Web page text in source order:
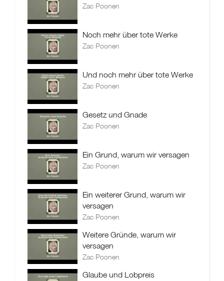
Zac Poonen
Noch mehr über tote Werke
Zac Poonen
Und noch mehr über tote Werke
Zac Poonen
Gesetz und Gnade
Zac Poonen
Ein Grund, warum wir versagen
Zac Poonen
Ein weiterer Grund, warum wir
versagen
Zac Poonen
Weitere Gründe, warum wir
versagen
Zac Poonen
Glaube und Lobpreis